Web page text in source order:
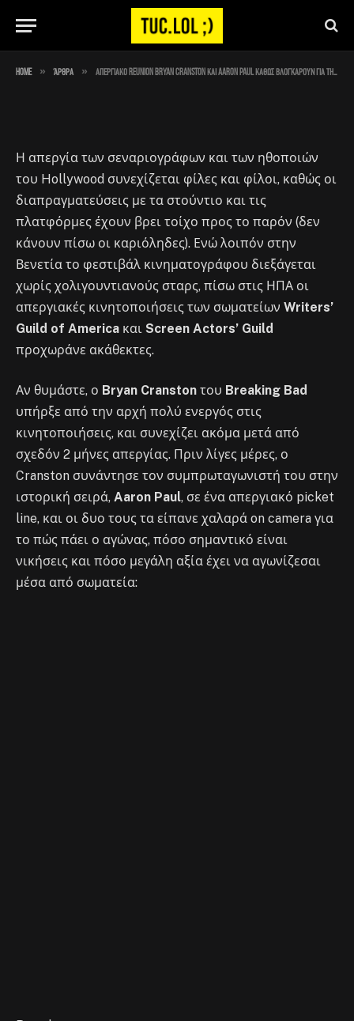
Home » Άρθρα » Απεργιακό reunion Bryan Cranston και Aaron Paul καθώς βλογκάρουν για την αξία των σωματείων
για την αξία των σωματείων
Η απεργία των σεναριογράφων και των ηθοποιών
του Hollywood συνεχίζεται φίλες και φίλοι, καθώς οι
διαπραγματεύσεις με τα στούντιο και τις
πλατφόρμες έχουν βρει τοίχο προς το παρόν (δεν
κάνουν πίσω οι καριόληδες). Ενώ λοιπόν στην
Βενετία το φεστιβάλ κινηματογράφου διεξάγεται
χωρίς χολιγουντιανούς σταρς, πίσω στις ΗΠΑ οι
απεργιακές κινητοποιήσεις των σωματείων Writers’
Guild of America και Screen Actors’ Guild
προχωράνε ακάθεκτες.
Αν θυμάστε, ο Bryan Cranston του Breaking Bad
υπήρξε από την αρχή πολύ ενεργός στις
κινητοποιήσεις, και συνεχίζει ακόμα μετά από
σχεδόν 2 μήνες απεργίας. Πριν λίγες μέρες, ο
Cranston συνάντησε τον συμπρωταγωνιστή του στην
ιστορική σειρά, Aaron Paul, σε ένα απεργιακό picket
line, και οι δυο τους τα είπανε χαλαρά on camera για
το πώς πάει ο αγώνας, πόσο σημαντικό είναι
νικήσεις και πόσο μεγάλη αξία έχει να αγωνίζεσαι
μέσα από σωματεία: